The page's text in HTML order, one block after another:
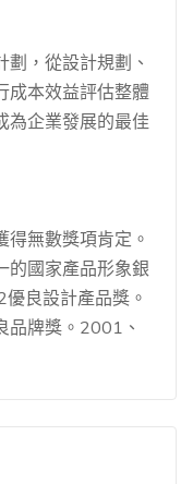
，從設計規劃、
成本效益評估整體
為企業發展的最佳
無數獎項肯定。
的國家產品形象銀
良設計產品獎。
牌獎。2001、